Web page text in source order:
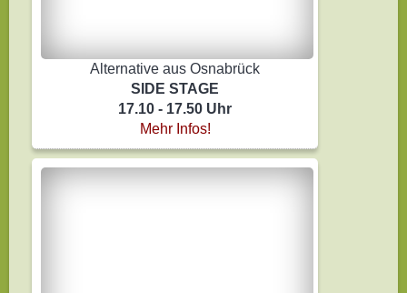
Alternative aus Osnabrück
SIDE STAGE
17.10 - 17.50 Uhr
Mehr Infos!